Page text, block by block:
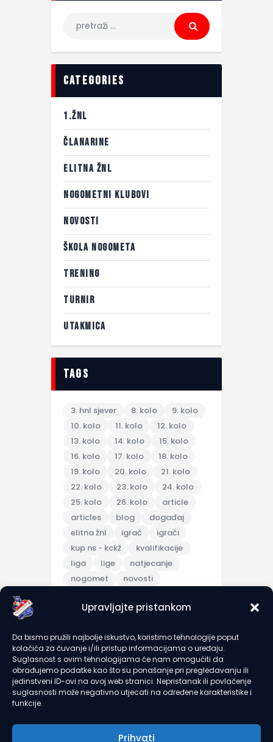
Upravljajte pristankom
Da bismo pružili najbolje iskustvo, koristimo tehnologije poput
kolačića za čuvanje i/ili pristup informacijama o uređaju.
Suglasnost s ovim tehnologijama će nam omogućiti da
obrađujemo podatke kao što su ponašanje pri pregledavanju ili
jedinstveni ID-ovi na ovoj web stranici. Nepristanak ili povlačenje
suglasnosti može negativno utjecati na određene karakteristike i
funkcije.
Prihvati
categories
1.ŽNL
ČLANARINE
ELITNA ŽNL
NOGOMETNI KLUBOVI
NOVOSTI
ŠKOLA NOGOMETA
TRENING
TURNIR
UTAKMICA
tags
3. hnl sjever 8. kolo
9. kolo
10. kolo
11. kolo
12. kolo
13. kolo
14. kolo
15. kolo
16. kolo
17. kolo
18. kolo
19. kolo
20. kolo
21. kolo
22. kolo
23. kolo
24. kolo
25. kolo
26. kolo
article
articles
blog
događaj
elitna žnl
igrač
igrači
kup ns - kckž
kvalifikacije
liga
lige
natjecanje
nogomet
novosti
pripremna utakmica
scores
trening
turnir u7
u9
utakmica
članarine